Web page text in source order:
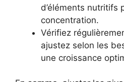
d’éléments nutritifs
concentration.
Vérifiez
ajustez selon les
une croissance